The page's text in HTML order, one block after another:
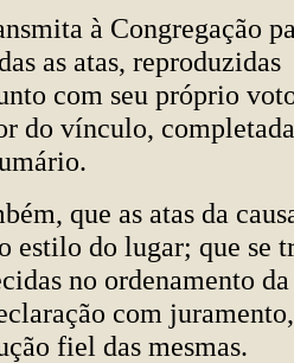
à Congregação
as atas, reproduzidas
com seu próprio
do vínculo,
que as atas da
estilo do lugar; que se
no ordenamento
com
fiel das mesmas.